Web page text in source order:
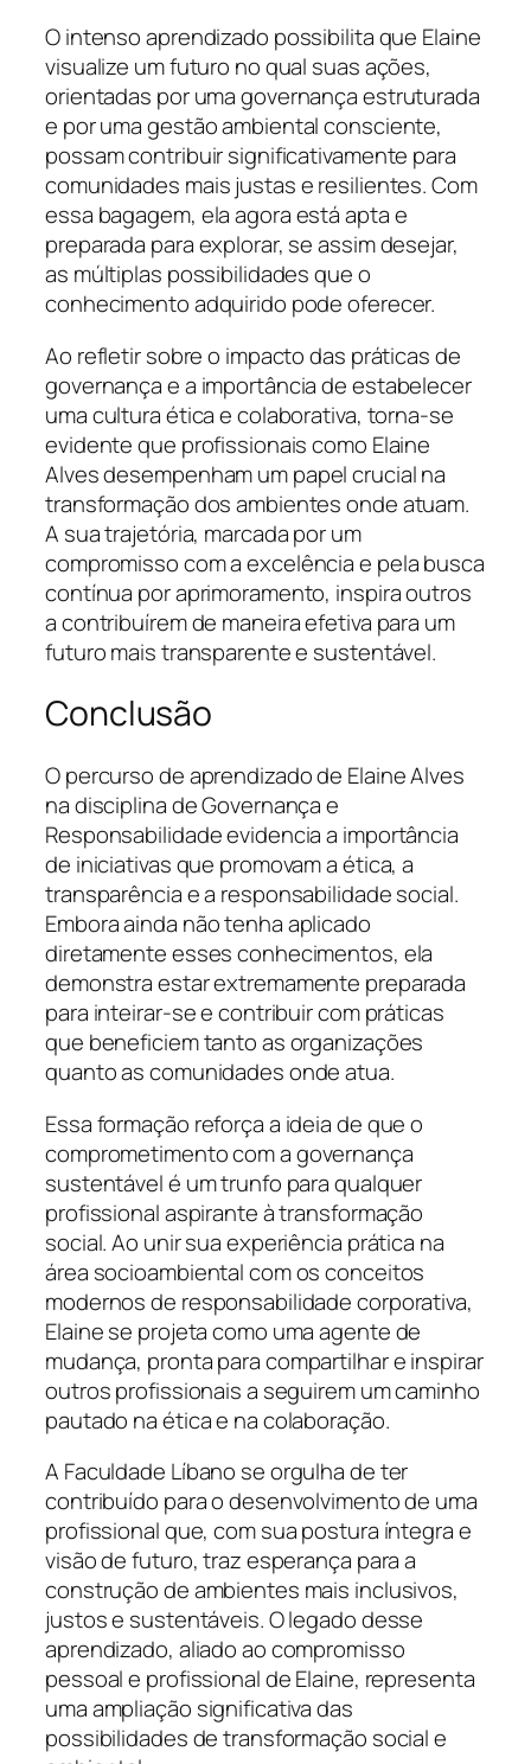
O intenso aprendizado possibilita que Elaine
visualize um futuro no qual suas ações,
orientadas por uma governança estruturada
e por uma gestão ambiental consciente,
possam contribuir significativamente para
comunidades mais justas e resilientes. Com
essa bagagem, ela agora está apta e
preparada para explorar, se assim desejar,
as múltiplas possibilidades que o
conhecimento adquirido pode oferecer.
Ao refletir sobre o impacto das práticas de
governança e a importância de estabelecer
uma cultura ética e colaborativa, torna-se
evidente que profissionais como Elaine
Alves desempenham um papel crucial na
transformação dos ambientes onde atuam.
A sua trajetória, marcada por um
compromisso com a excelência e pela busca
contínua por aprimoramento, inspira outros
a contribuírem de maneira efetiva para um
futuro mais transparente e sustentável.
Conclusão
O percurso de aprendizado de Elaine Alves
na disciplina de Governança e
Responsabilidade evidencia a importância
de iniciativas que promovam a ética, a
transparência e a responsabilidade social.
Embora ainda não tenha aplicado
diretamente esses conhecimentos, ela
demonstra estar extremamente preparada
para inteirar-se e contribuir com práticas
que beneficiem tanto as organizações
quanto as comunidades onde atua.
Essa formação reforça a ideia de que o
comprometimento com a governança
sustentável é um trunfo para qualquer
profissional aspirante à transformação
social. Ao unir sua experiência prática na
área socioambiental com os conceitos
modernos de responsabilidade corporativa,
Elaine se projeta como uma agente de
mudança, pronta para compartilhar e inspirar
outros profissionais a seguirem um caminho
pautado na ética e na colaboração.
A Faculdade Líbano se orgulha de ter
contribuído para o desenvolvimento de uma
profissional que, com sua postura íntegra e
visão de futuro, traz esperança para a
construção de ambientes mais inclusivos,
justos e sustentáveis. O legado desse
aprendizado, aliado ao compromisso
pessoal e profissional de Elaine, representa
uma ampliação significativa das
possibilidades de transformação social e